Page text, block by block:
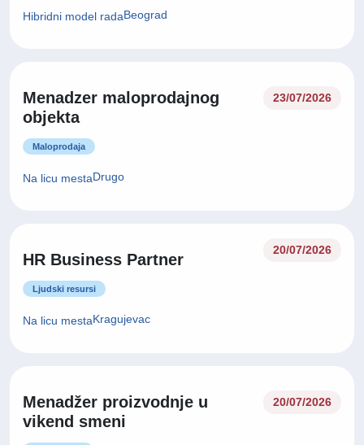
Hibridni model radaBeograd
Menadzer maloprodajnog
objekta
23/07/2026
Maloprodaja
Na licu mestaDrugo
HR Business Partner
20/07/2026
Ljudski resursi
Na licu mestaKragujevac
Menadžer proizvodnje u
vikend smeni
20/07/2026